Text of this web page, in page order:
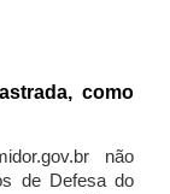
como
não
de Defesa do